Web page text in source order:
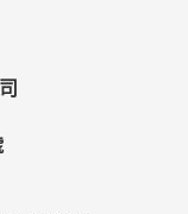
的個人資料採用
觸您的個人資
保密義務者，將
，本網站亦會嚴